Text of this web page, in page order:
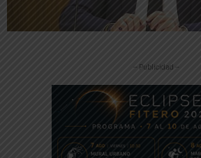
-- Publicidad --